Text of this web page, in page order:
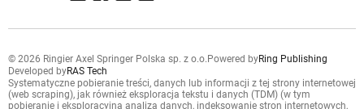
© 2026 Ringier Axel Springer Polska sp. z o.o. Powered byRing Publishing
Developed byRAS Tech
Systematyczne pobieranie treści, danych lub informacji z tej strony internetowej
(web scraping), jak również eksploracja tekstu i danych (TDM) (w tym
pobieranie i eksploracyjna analiza danych, indeksowanie stron internetowych,